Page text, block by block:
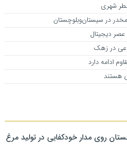
شهری
دیجیتال
ادامه دارد
هستند
روی مدار خودکفایی در تولید مرغ